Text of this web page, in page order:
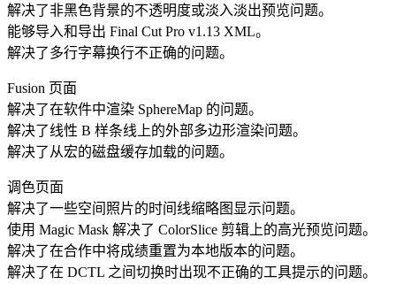
解决了非黑色背景的不透明度或淡入淡出预览问题。
能够导入和导出 Final Cut Pro v1.13 XML。
解决了多行字幕换行不正确的问题。
Fusion 页面
解决了在软件中渲染 SphereMap 的问题。
解决了线性 B 样条线上的外部多边形渲染问题。
解决了从宏的磁盘缓存加载的问题。
调色页面
解决了一些空间照片的时间线缩略图显示问题。
使用 Magic Mask 解决了 ColorSlice 剪辑上的高光预览问题。
解决了在合作中将成绩重置为本地版本的问题。
解决了在 DCTL 之间切换时出现不正确的工具提示的问题。